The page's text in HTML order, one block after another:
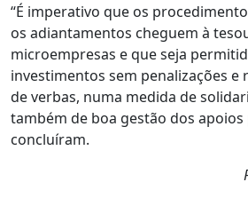
“É imperativo que os
os adiantamentos cheguem à
microempresas e que seja
investimentos sem penalizações e
de verbas, numa medida de
também de boa gestão dos apoios
concluíram.